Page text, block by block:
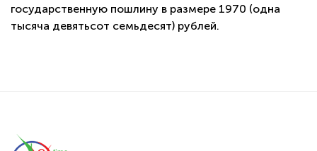
государственную пошлину в размере 1970 (одна
тысяча девятьсот семьдесят) рублей.